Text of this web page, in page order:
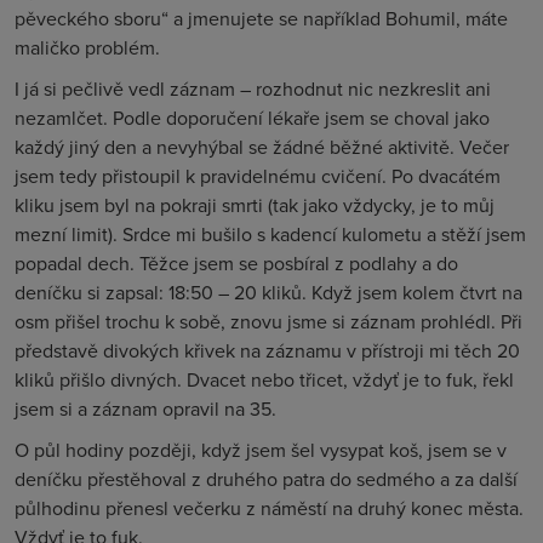
pěveckého sboru“ a jmenujete se například Bohumil, máte
maličko problém.
I já si pečlivě vedl záznam – rozhodnut nic nezkreslit ani
nezamlčet. Podle doporučení lékaře jsem se choval jako
každý jiný den a nevyhýbal se žádné běžné aktivitě. Večer
jsem tedy přistoupil k pravidelnému cvičení. Po dvacátém
kliku jsem byl na pokraji smrti (tak jako vždycky, je to můj
mezní limit). Srdce mi bušilo s kadencí kulometu a stěží jsem
popadal dech. Těžce jsem se posbíral z podlahy a do
deníčku si zapsal: 18:50 – 20 kliků. Když jsem kolem čtvrt na
osm přišel trochu k sobě, znovu jsme si záznam prohlédl. Při
představě divokých křivek na záznamu v přístroji mi těch 20
kliků přišlo divných. Dvacet nebo třicet, vždyť je to fuk, řekl
jsem si a záznam opravil na 35.
O půl hodiny později, když jsem šel vysypat koš, jsem se v
deníčku přestěhoval z druhého patra do sedmého a za další
půlhodinu přenesl večerku z náměstí na druhý konec města.
Vždyť je to fuk.